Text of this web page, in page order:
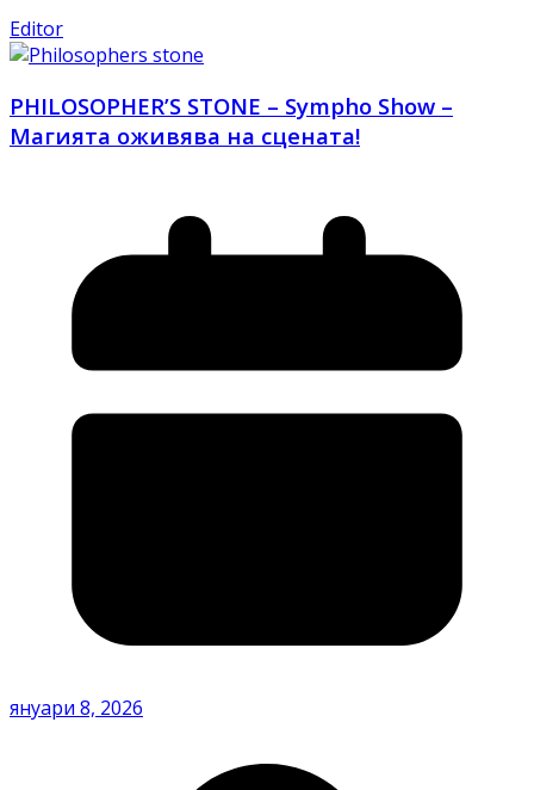
Editor
PHILOSOPHER’S STONE – Sympho Show –
Магията оживява на сцената!
януари 8, 2026